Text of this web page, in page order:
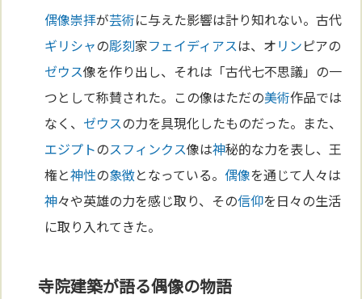
偶像崇拝が芸術に与えた影響は計り知れない。古代
ギリシャの彫刻家フェイディアスは、オリンピアの
ゼウス像を作り出し、それは「古代七不思議」の一
つとして称賛された。この像はただの美術作品では
なく、 ゼウスの力を具現化したものだった。また、
エジプトのスフィンクス像は神秘的な力を表し、王
権と神性の象徴となっている。 偶像を通じて人々は
神々や英雄の力を感じ取り、その信仰を日々の生活
に取り入れてきた。
寺院建築が語る偶像の物語